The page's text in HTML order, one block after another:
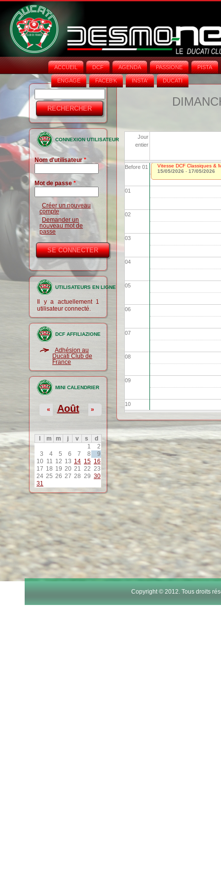
ACCUEIL DCF AGENDA PASSIONE PISTA
ENGAGE FACEB'K INSTA‘ DUCATI
Formulaire
de
recherche
CONNEXION UTILISATEUR
Nom d'utilisateur*
Mot de passe *
Créer un nouveau
compte
Demander un
nouveau mot de
passe
UTILISATEURS EN LIGNE
Il y a actuellement 1
utilisateur connecté.
DCF AFFILIAZIONE
Adhésion au
Ducati Club de
France
MINI CALENDRIER
Août
« »
m m j v s
d
1
2
3
4 5 6 7 8
9
10 11 12 13 14 15 16
17 18 19 20 21 22 23
24 25 26 27 28 29 30
31
Jour
entier
Before 01
01
02
03
04
05
06
07
08
09
10
11
12
13
15
17
Vitesse DCF Classiques &
15/05/2026 - 17/05/2026
Copyright © 2012. Tous droits